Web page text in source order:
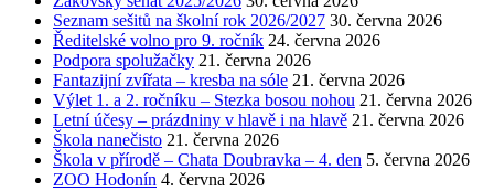
Seznam sešitů na školní rok 2026/2027 30. června 2026
Ředitelské volno pro 9. ročník 24. června 2026
Podpora spolužačky 21. června 2026
Fantazijní zvířata – kresba na sóle 21. června 2026
Výlet 1. a 2. ročníku – Stezka bosou nohou 21. června 2026
Letní účesy – prázdniny v hlavě i na hlavě 21. června 2026
Škola nanečisto 21. června 2026
Škola v přírodě – Chata Doubravka – 4. den 5. června 2026
ZOO Hodonín 4. června 2026